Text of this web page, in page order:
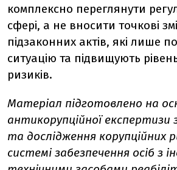
комплексно переглянути
сфері, а не вносити точкові
підзаконних актів, які лише
ситуацію та підвищують
ризиків.
Матеріал підготовлено на
антикорупційної експертизи
та дослідження корупційних
системі забезпечення осіб з